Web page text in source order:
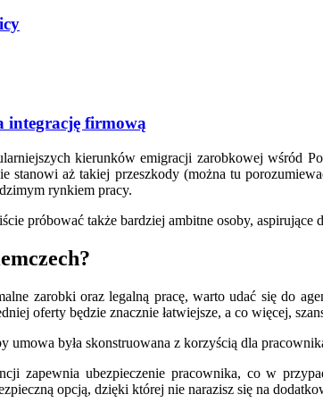
integrację firmową
kierunków emigracji zarobkowej wśród
stanowi aż takiej przeszkody (można tu
rynkiem pracy.
próbować także bardziej ambitne osoby,
zarobki oraz legalną pracę, warto udać się do
oferty będzie znacznie łatwiejsze, a co więcej,
umowa była skonstruowana z korzyścią dla
zapewnia ubezpieczenie pracownika, co w
opcją, dzięki której nie narazisz się na